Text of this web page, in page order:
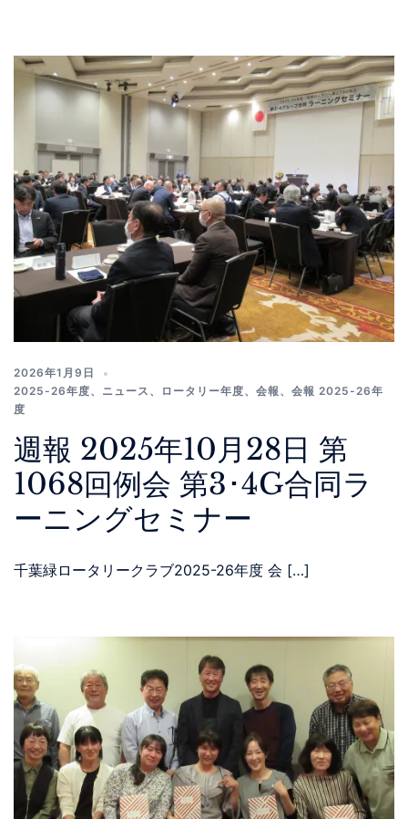
2026年1月9日
2025-26年度、 ニュース 、 ロータリー年度、 会報 、 会報 2025-26年
度
週報 2025年10月28日 第
1068回例会 第3･4G合同ラ
ーニングセミナー
千葉緑ロータリークラブ2025-26年度 会 […]